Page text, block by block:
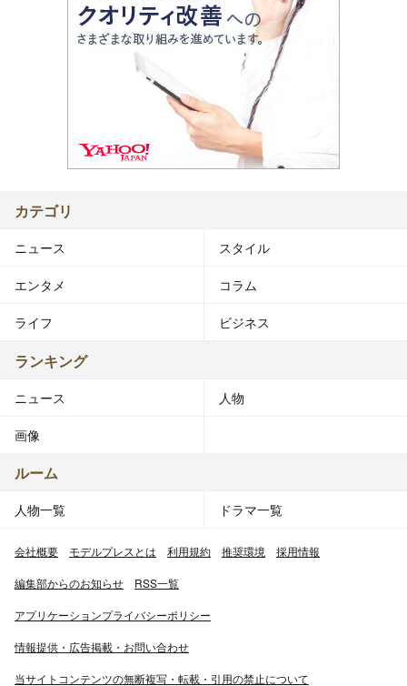
カテゴリ
ニュース スタイル
エンタメ コラム
ライフ ビジネス
ランキング
ニュース 人物
画像
ルーム
人物一覧 ドラマ一覧
会社概要 モデルプレスとは 利用規約 推奨環境 採用情報
編集部からのお知らせ RSS一覧
アプリケーションプライバシーポリシー
情報提供・広告掲載・お問い合わせ
当サイトコンテンツの無断複写・転載・引用の禁止について